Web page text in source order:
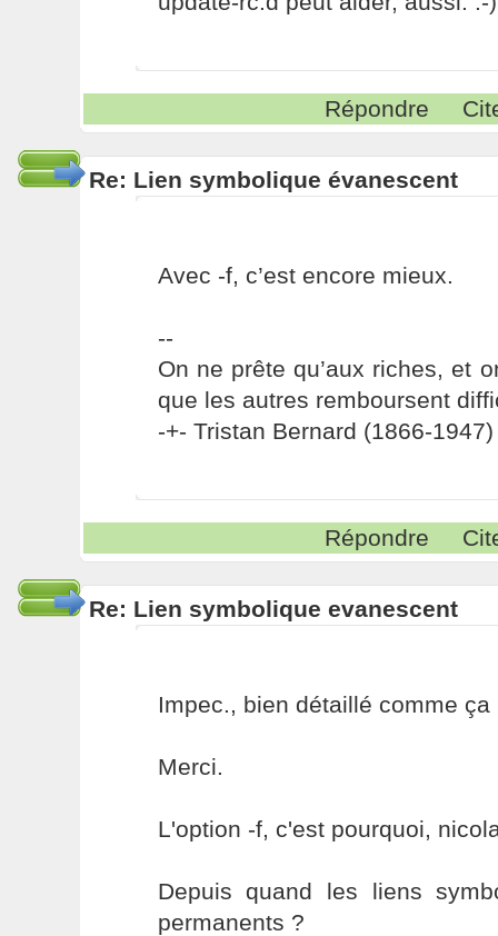
Répondre
Re: Lien symbolique évanescent
Avec -f, c’est encore mieux.
--
On ne prête qu’aux riches, et
que les autres remboursent
-+- Tristan Bernard (1866-1947)
Répondre
Re: Lien symbolique evanescent
Impec., bien détaillé comme ça
Merci.
L'option -f, c'est pourquoi,
Depuis quand les liens
permanents ?